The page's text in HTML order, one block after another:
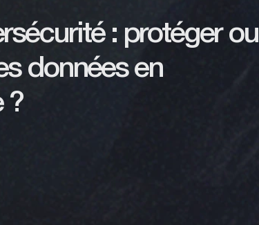
: protéger ou
données en
?